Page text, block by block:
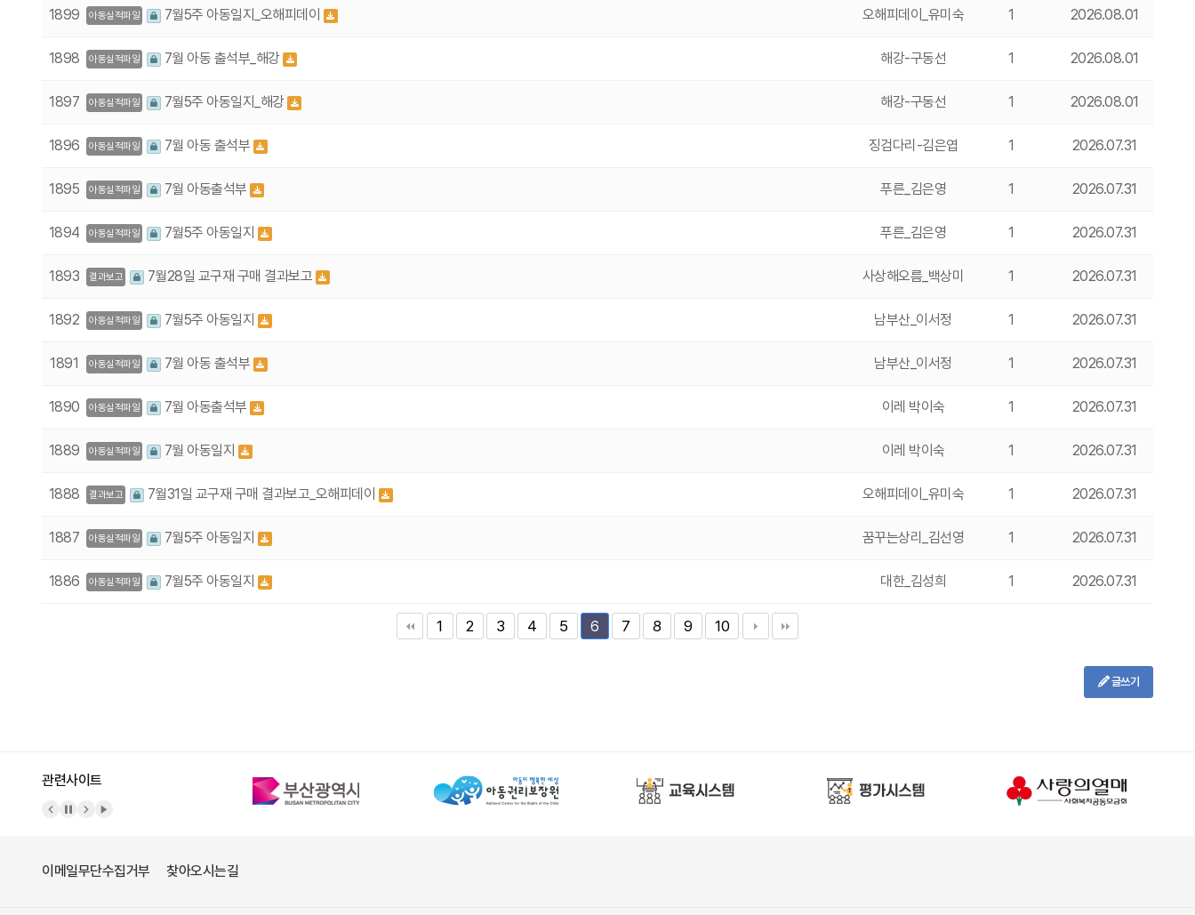
1899 아동실적파일 7월5주 아동일지_오해피데이 오해피데이_유미숙 1 2026.08.01
1898 아동실적파일 7월 아동 출석부_해강 해강-구동선 1 2026.08.01
1897 아동실적파일 7월5주 아동일지_해강 해강-구동선 1 2026.08.01
1896 아동실적파일 7월 아동 출석부 징검다리-김은엽 1 2026.07.31
1895 아동실적파일 7월 아동출석부 푸른_김은영 1 2026.07.31
1894 아동실적파일 7월5주 아동일지 푸른_김은영 1 2026.07.31
1893 결과보고 7월28일 교구재 구매 결과보고 사상해오름_백상미 1 2026.07.31
1892 아동실적파일 7월5주 아동일지 남부산_이서정 1 2026.07.31
1891 아동실적파일 7월 아동 출석부 남부산_이서정 1 2026.07.31
1890 아동실적파일 7월 아동출석부 이레 박이숙 1 2026.07.31
1889 아동실적파일 7월 아동일지 이레 박이숙 1 2026.07.31
1888 결과보고 7월31일 교구재 구매 결과보고_오해피데이 오해피데이_유미숙 1 2026.07.31
1887 아동실적파일 7월5주 아동일지 꿈꾸는상리_김선영 1 2026.07.31
1886 아동실적파일 7월5주 아동일지 대한_김성희 1 2026.07.31
1 2 3 4 5 6 7 8 9 10
글쓰기
관련사이트
이메일무단수집거부 찾아오시는길